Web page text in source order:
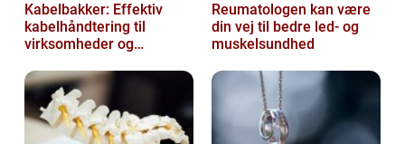
Kabelbakker: Effektiv
kabelhåndtering til
virksomheder og
Reumatologen kan være
din vej til bedre led- og
muskelsundhed